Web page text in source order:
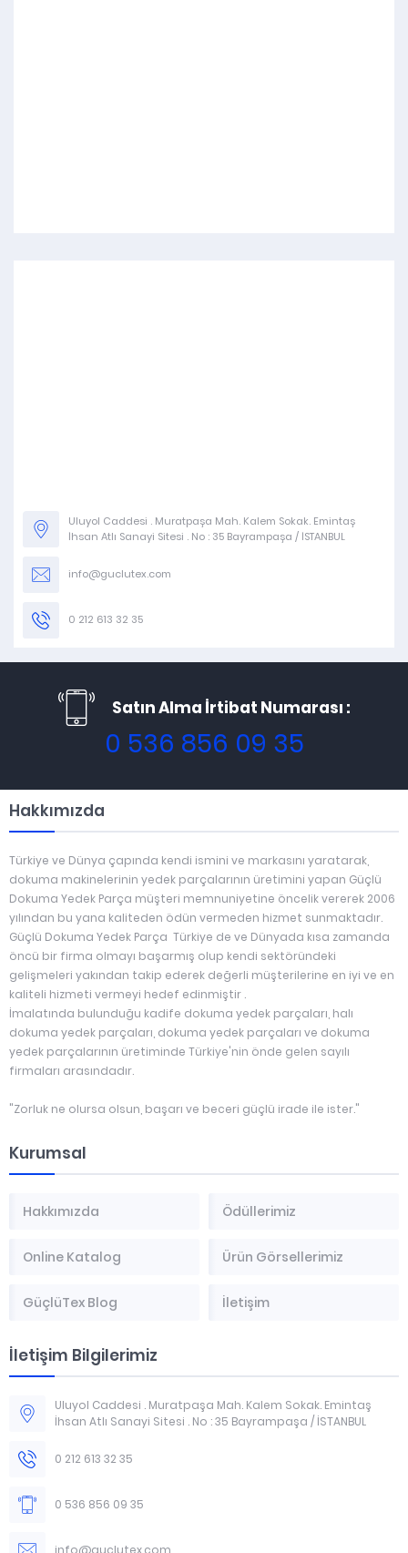
Uluyol Caddesi . Muratpaşa Mah. Kalem Sokak. Emintaş
İhsan Atlı Sanayi Sitesi . No : 35 Bayrampaşa / İSTANBUL
info@guclutex.com
0 212 613 32 35
Satın Alma İrtibat Numarası :
0 536 856 09 35
Hakkımızda
Türkiye ve Dünya çapında kendi ismini ve markasını yaratarak,
dokuma makinelerinin yedek parçalarının üretimini yapan Güçlü
Dokuma Yedek Parça müşteri memnuniyetine öncelik vererek 2006
yılından bu yana kaliteden ödün vermeden hizmet sunmaktadır.
Güçlü Dokuma Yedek Parça Türkiye de ve Dünyada kısa zamanda
öncü bir firma olmayı başarmış olup kendi sektöründeki
gelişmeleri yakından takip ederek değerli müşterilerine en iyi ve en
kaliteli hizmeti vermeyi hedef edinmiştir .
İmalatında bulunduğu kadife dokuma yedek parçaları, halı
dokuma yedek parçaları, dokuma yedek parçaları ve dokuma
yedek parçalarının üretiminde Türkiye'nin önde gelen sayılı
firmaları arasındadır.
"Zorluk ne olursa olsun, başarı ve beceri güçlü irade ile ister."
Kurumsal
Hakkımızda Ödüllerimiz
Online Katalog Ürün Görsellerimiz
GüçlüTex Blog İletişim
İletişim Bilgilerimiz
Uluyol Caddesi . Muratpaşa Mah. Kalem Sokak. Emintaş
İhsan Atlı Sanayi Sitesi . No : 35 Bayrampaşa / İSTANBUL
0 212 613 32 35
0 536 856 09 35